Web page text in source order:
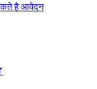
है आवेदन